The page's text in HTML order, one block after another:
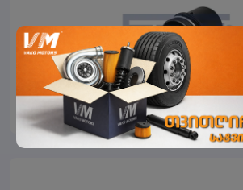
SEMLASTIK